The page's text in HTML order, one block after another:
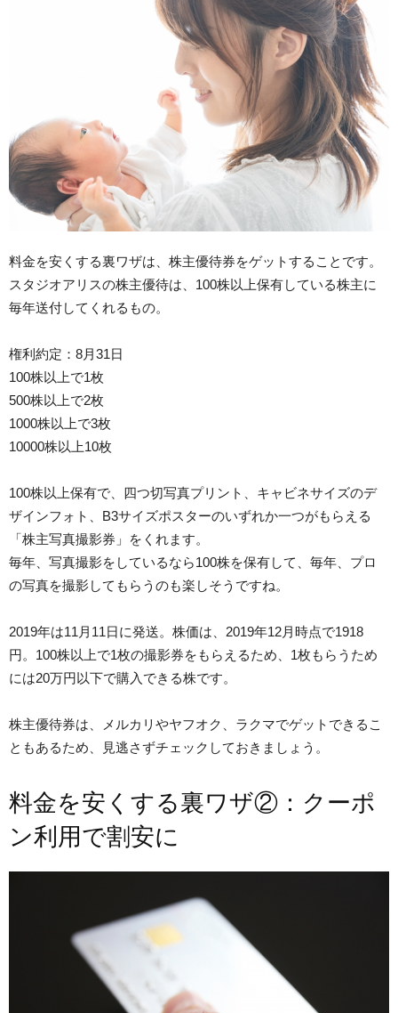
料金を安くする裏ワザは、株主優待券をゲットすることです。
スタジオアリスの株主優待は、100株以上保有している株主に
毎年送付してくれるもの。
権利約定：8月31日
100株以上で1枚
500株以上で2枚
1000株以上で3枚
10000株以上10枚
100株以上保有で、四つ切写真プリント、キャビネサイズのデ
ザインフォト、B3サイズポスターのいずれか一つがもらえる
「株主写真撮影券」をくれます。
毎年、写真撮影をしているなら100株を保有して、毎年、プロ
の写真を撮影してもらうのも楽しそうですね。
2019年は11月11日に発送。株価は、2019年12月時点で1918
円。100株以上で1枚の撮影券をもらえるため、1枚もらうため
には20万円以下で購入できる株です。
株主優待券は、メルカリやヤフオク、ラクマでゲットできるこ
ともあるため、見逃さずチェックしておきましょう。
料金を安くする裏ワザ②：クーポ
ン利用で割安に